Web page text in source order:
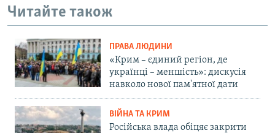
Читайте також
ПРАВА ЛЮДИНИ
«Крим – єдиний регіон, де
українці – меншість»: дискусія
навколо нової пам'ятної дати
ВІЙНА ТА КРИМ
Російська влада обіцяє закрити